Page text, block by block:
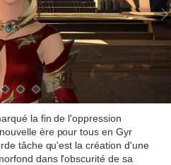
la fin de l'oppression
ère pour tous en Gyr
tâche qu'est la création d'une
dans l'obscurité de sa